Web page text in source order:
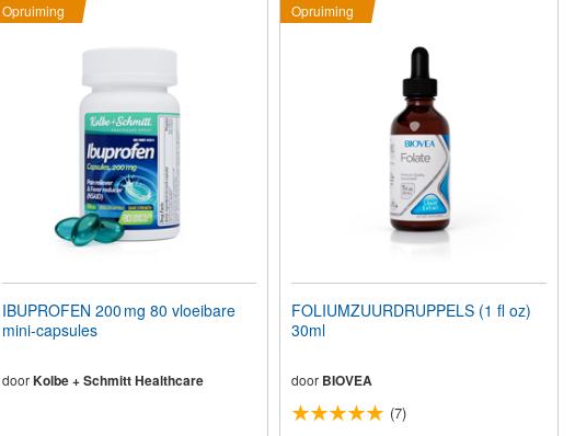
Opruiming
IBUPROFEN 200 mg 80 vloeibare
mini-capsules
door Kolbe + Schmitt Healthcare
Opruiming
FOLIUMZUURDRUPPELS (1 fl oz)
30ml
door BIOVEA
(7)